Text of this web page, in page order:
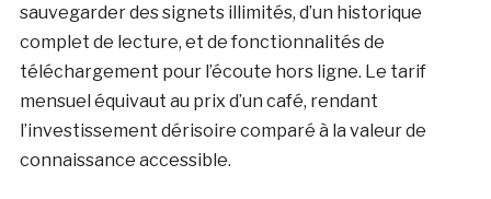
sauvegarder des signets illimités, d’un historique
complet de lecture, et de fonctionnalités de
téléchargement pour l’écoute hors ligne. Le tarif
mensuel équivaut au prix d’un café, rendant
l’investissement dérisoire comparé à la valeur de
connaissance accessible.